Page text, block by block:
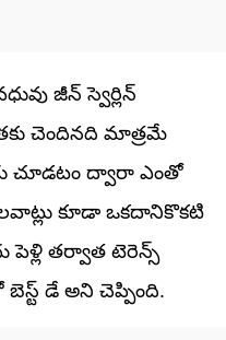
జీన్ స్వెర్లిన్
చెందినది మాత్రమే
చూడటం ద్వారా ఎంతో
కూడా ఒకదానికొకటి
తర్వాత టెరెన్స్
డే అని చెప్పింది.